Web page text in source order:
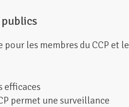
les membres du CCP et le
efficaces
permet une surveillance